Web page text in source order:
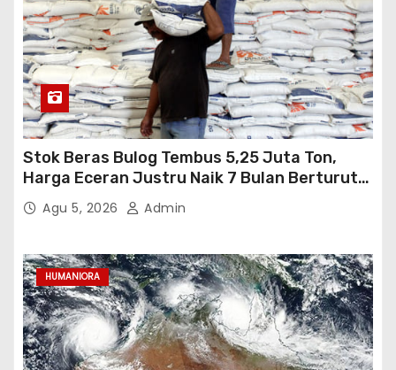
Stok Beras Bulog Tembus 5,25 Juta Ton,
Harga Eceran Justru Naik 7 Bulan Berturut-
TurutAgu 5, 2026 Admin
HUMANIORA